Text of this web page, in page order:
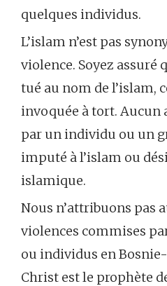
quelques individus.
L’islam n’est pas
violence. Soyez assuré
tué au nom de l’islam,
invoquée à tort. Aucun
par un individu ou un
imputé à l’islam ou
islamique.
Nous n’attribuons pas
violences commises
ou individus en
Christ est le prophète